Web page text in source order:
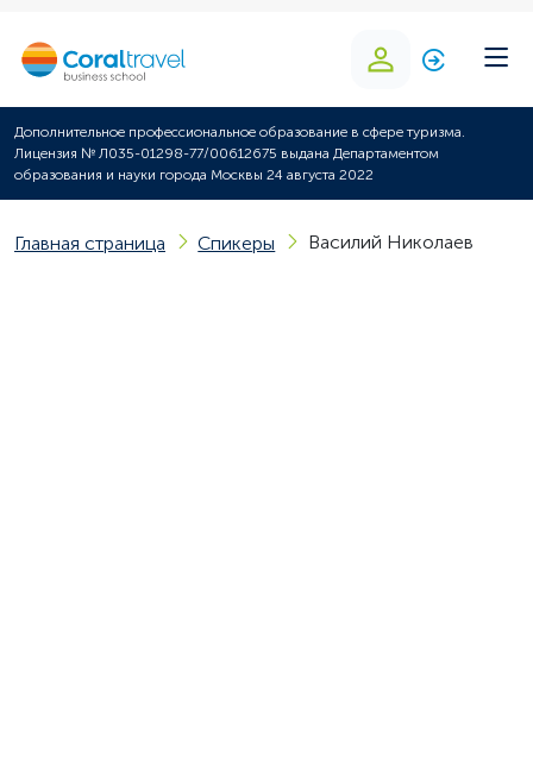
Дополнительное профессиональное образование в сфере туризма.
Лицензия № Л035-01298-77/00612675 выдана Департаментом
образования и науки города Москвы 24 августа 2022
Главная страница Спикеры Василий Николаев